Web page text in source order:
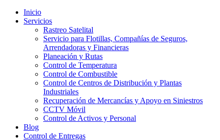
Inicio
Servicios
Rastreo Satelital
Servicio para Flotillas, Compañías de Seguros,
Arrendadoras y Financieras
Planeación y Rutas
Control de Temperatura
Control de Combustible
Control de Centros de Distribución y Plantas
Industriales
Recuperación de Mercancías y Apoyo en Siniestros
CCTV Móvil
Control de Activos y Personal
Blog
Control de Entregas